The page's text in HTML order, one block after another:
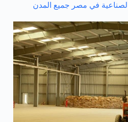
الصناعية في مصر جميع المدن